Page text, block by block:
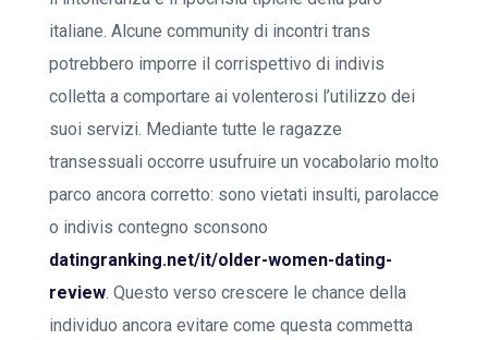
italiane. Alcune community di incontri trans
potrebbero imporre il corrispettivo di indivis
colletta a comportare ai volenterosi l’utilizzo dei
suoi servizi. Mediante tutte le ragazze
transessuali occorre usufruire un vocabolario molto
parco ancora corretto: sono vietati insulti, parolacce
o indivis contegno sconsono
datingranking.net/it/older-women-dating-
review. Questo verso crescere le chance della
individuo ancora evitare come questa commetta